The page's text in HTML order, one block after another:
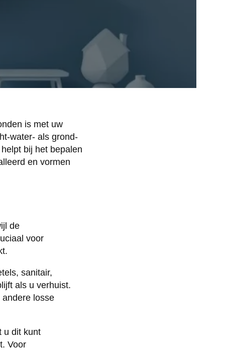
is met uw
water- als grond-
bij het bepalen
en vormen
de
voor
sanitair,
als u verhuist.
losse
u dit kunt
Voor